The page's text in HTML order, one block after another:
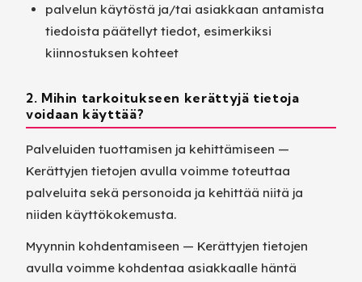
palvelun käytöstä ja/tai asiakkaan antamista
tiedoista päätellyt tiedot, esimerkiksi
kiinnostuksen kohteet
2. Mihin tarkoitukseen kerättyjä tietoja
voidaan käyttää?
Palveluiden tuottamisen ja kehittämiseen —
Kerättyjen tietojen avulla voimme toteuttaa
palveluita sekä personoida ja kehittää niitä ja
niiden käyttökokemusta.
Myynnin kohdentamiseen — Kerättyjen tietojen
avulla voimme kohdentaa asiakkaalle häntä